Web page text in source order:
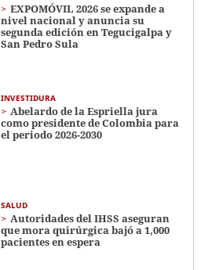
EXPOMÓVIL 2026 se expande a
nivel nacional y anuncia su
segunda edición en Tegucigalpa y
San Pedro Sula
INVESTIDURA
Abelardo de la Espriella jura
como presidente de Colombia para
el periodo 2026-2030
SALUD
Autoridades del IHSS aseguran
que mora quirúrgica bajó a 1,000
pacientes en espera